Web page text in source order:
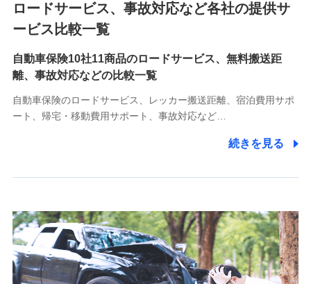
9.お問い合わせ情報
各種お問い合わせに対応するため
10.受託業務の 個人情報
受託業務の遂行およびこれらに準ずる業務の遂行のため
11.マイカー通勤管理クラウド並びに法人向けASPサー
をお送りするため
分析するため
当社の対応品質向上やお問い合わせ内容の正確な把握のため
個人情報保護管理者の職名、連絡先
株式会社ドコモ・インシュアランス 営業部長
〒103-0013 東京都中央区日本橋人形町2-14-10 アーバン
ロードサービス、事故対応など各社の提供サ
ービス比較一覧
自動車保険10社11商品のロードサービス、無料搬送距
離、事故対応などの比較一覧
自動車保険のロードサービス、レッカー搬送距離、宿泊費用サポ
ート、帰宅・移動費用サポート、事故対応など…
続きを見る